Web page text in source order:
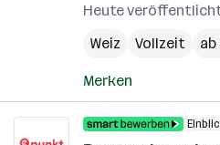
Heute
Weiz
Vollzeit ab
Merken